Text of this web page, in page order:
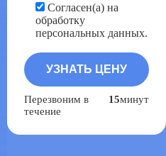
Согласен(а) на
обработку
персональных данных.
Перезвоним в
течение
15минут